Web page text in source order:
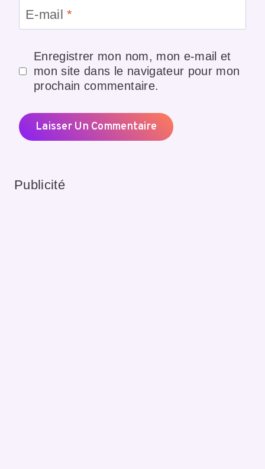
E-mail*
Enregistrer mon nom, mon e-mail et
mon site dans le navigateur pour mon
prochain commentaire.
Publicité